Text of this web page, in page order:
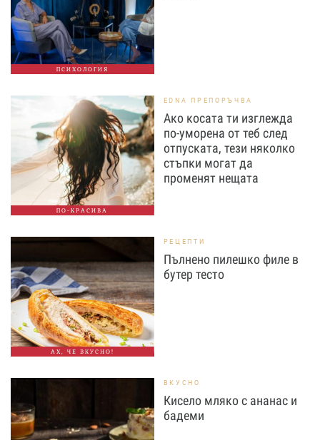
ПСИХОЛОГИЯ
ПО-КРАСИВА
EDNA ПРЕПОРЪЧВА
Ако косата ти изглежда
по-уморена от теб след
отпуската, тези няколко
стъпки могат да
променят нещата
АХ, ЧЕ ВКУСНО!
РЕЦЕПТИ
Пълнено пилешко филе в
бутер тесто
ВКУСНО
Кисело мляко с ананас и
бадеми